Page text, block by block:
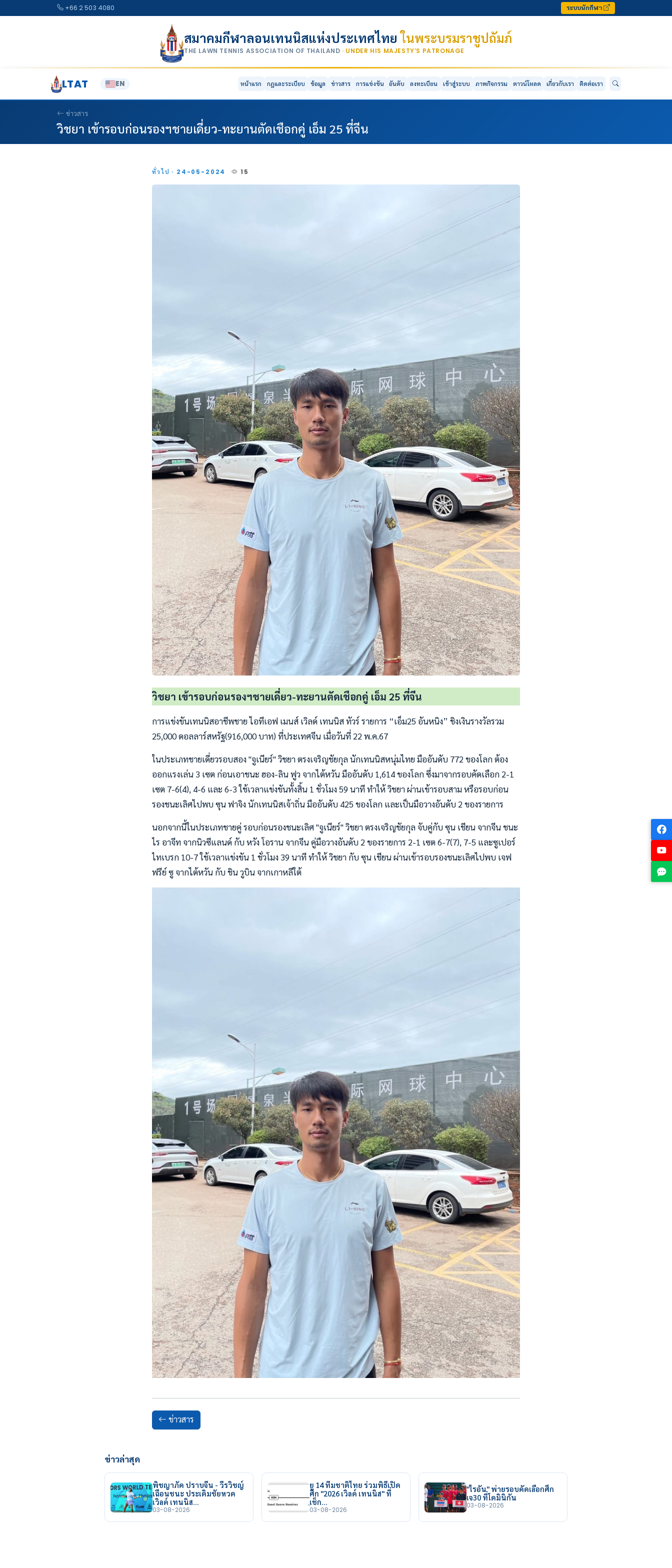
+66 2 503 4080 ระบบนักกีฬา
สมาคมกีฬาลอนเทนนิสแห่งประเทศไทยในพระบรมราชูปถัมภ์
THE LAWN TENNIS ASSOCIATION OF THAILAND · UNDER HIS MAJESTY’S PATRONAGE
LTAT EN หน้าแรก กฎและระเบียบ ข้อมูล ข่าวสาร การแข่งขัน อันดับ ลงทะเบียน เข้าสู่ระบบ ภาพกิจกรรม ดาวน์โหลด เกี่ยวกับเรา ติดต่อเรา
ข่าวสาร
วิชยา เข้ารอบก่อนรองฯชายเดี่ยว-ทะยานตัดเชือกคู่ เอ็ม 25 ที่จีน
ทั่วไป · 24-05-2024 15
วิชยา เข้ารอบก่อนรองฯชายเดี่ยว-ทะยานตัดเชือกคู่ เอ็ม 25 ที่จีน
การแข่งขันเทนนิสอาชีพชาย ไอทีเอฟ เมนส์ เวิลด์ เทนนิส ทัวร์ รายการ “เอ็ม25 อันหนิง” ชิงเงินรางวัลรวม
25,000 ดอลลาร์สหรัฐ(916,000 บาท) ที่ประเทศจีน เมื่อวันที่ 22 พ.ค.67
ในประเภทชายเดี่ยวรอบสอง "จูเนียร์" วิชยา ตรงเจริญชัยกุล นักเทนนิสหนุ่มไทย มืออันดับ 772 ของโลก ต้อง
ออกแรงเล่น 3 เซต ก่อนเอาชนะ ฮอง-ลิน ฟูว จากไต้หวัน มืออันดับ 1,614 ของโลก ซึ่งมาจากรอบคัดเลือก 2-1
เซต 7-6(4), 4-6 และ 6-3 ใช้เวลาแข่งขันทั้งสิ้น 1 ชั่วโมง 59 นาที ทำให้ วิชยา ผ่านเข้ารอบสาม หรือรอบก่อน
รองชนะเลิศไปพบ ซุน ฟาจิง นักเทนนิสเจ้าถิ่น มืออันดับ 425 ของโลก และเป็นมือวางอันดับ 2 ของรายการ
นอกจากนี้ในประเภทชายคู่ รอบก่อนรองชนะเลิศ "จูเนียร์" วิชยา ตรงเจริญชัยกุล จับคู่กับ ซุน เชียน จากจีน ชนะ
ไร อาจีท จากนิวซีแลนด์ กับ หวัง โอราน จากจีน คู่มือวางอันดับ 2 ของรายการ 2-1 เซต 6-7(7), 7-5 และซูเปอร์
ไทเบรก 10-7 ใช้เวลาแข่งขัน 1 ชั่วโมง 39 นาที ทำให้ วิชยา กับ ซุน เชียน ผ่านเข้ารอบรองชนะเลิศไปพบ เจฟ
ฟรีย์ ซู จากไต้หวัน กับ ชิน วูบิน จากเกาหลีใต้
ข่าวสาร
ข่าวล่าสุด
พิชญาภัค ปราบจีน - วีรวิชญ์
เฉือนชนะ ประเดิมชัยหวด
เวิลด์ เทนนิส…
03-08-2026
ยู 14 ทีมชาติไทย ร่วมพิธีเปิด
ศึก "2026 เวิลด์ เทนนิส" ที่
เช็ก…
03-08-2026
"ไรอัน" พ่ายรอบคัดเลือกศึก
เจ30 ที่โดมินิกัน
03-08-2026